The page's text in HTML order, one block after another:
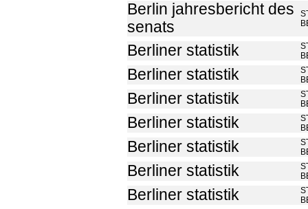
Berlin jahresbericht des
senats
Berliner statistik
Berliner statistik
Berliner statistik
Berliner statistik
Berliner statistik
Berliner statistik
Berliner statistik